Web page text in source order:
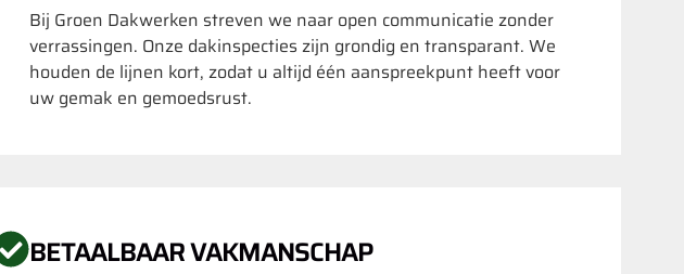
Bij Groen Dakwerken streven we naar open communicatie zonder
verrassingen. Onze dakinspecties zijn grondig en transparant. We
houden de lijnen kort, zodat u altijd één aanspreekpunt heeft voor
uw gemak en gemoedsrust.
BETAALBAAR VAKMANSCHAP